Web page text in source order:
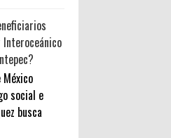
México
social e
busca